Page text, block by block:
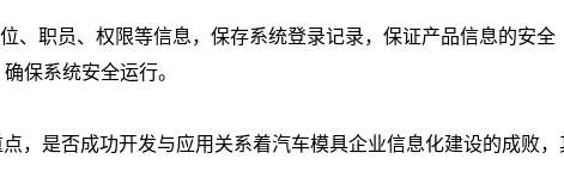
、职员、权限等信息，保存系统登录记录，保证产品信息的安全
保系统安全运行。
，是否成功开发与应用关系着汽车模具企业信息化建设的成败，